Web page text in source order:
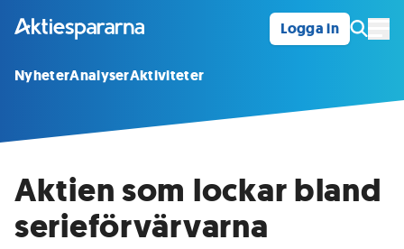
Logga in
NyheterAnalyserAktiviteter
Aktien som lockar bland
serieförvärvarna